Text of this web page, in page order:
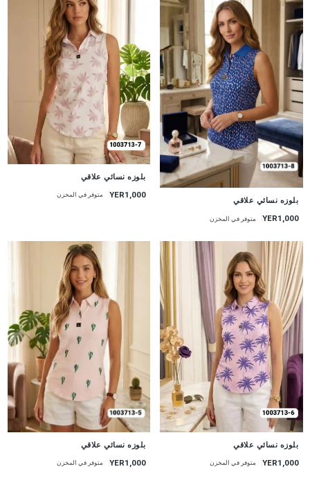
جديد
بلوزه نسائي علاقي
YER1,000 متوفر في المخزن
بلوزه نسائي علاقي
YER1,000 متوفر في المخزن
بلوزه نسائي علاقي
YER1,000 متوفر في المخزن
بلوزه نسائي علاقي
YER1,000 متوفر في المخزن